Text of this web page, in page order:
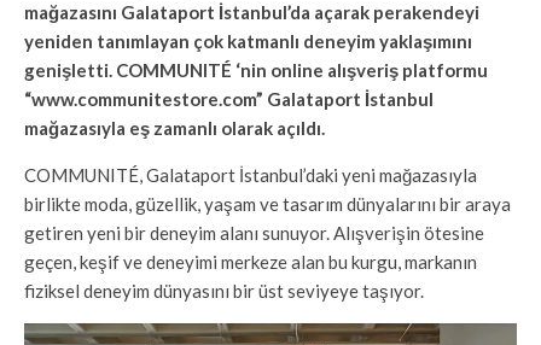
mağazasını Galataport İstanbul’da açarak perakendeyi
yeniden tanımlayan çok katmanlı deneyim yaklaşımını
genişletti. COMMUNITÉ ‘nin online alışveriş platformu
“www.communitestore.com” Galataport İstanbul
mağazasıyla eş zamanlı olarak açıldı.
COMMUNITÉ, Galataport İstanbul’daki yeni mağazasıyla
birlikte moda, güzellik, yaşam ve tasarım dünyalarını bir araya
getiren yeni bir deneyim alanı sunuyor. Alışverişin ötesine
geçen, keşif ve deneyimi merkeze alan bu kurgu, markanın
fiziksel deneyim dünyasını bir üst seviyeye taşıyor.